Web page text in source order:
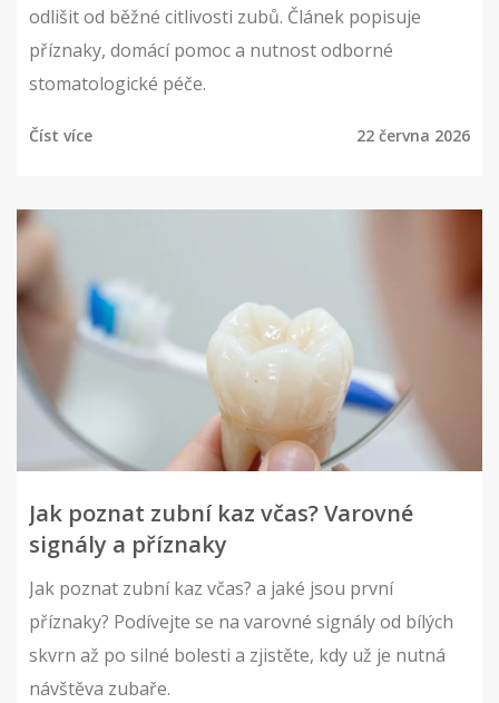
odlišit od běžné citlivosti zubů. Článek popisuje
příznaky, domácí pomoc a nutnost odborné
stomatologické péče.
Číst více 22 června 2026
Jak poznat zubní kaz včas? Varovné
signály a příznaky
Jak poznat zubní kaz včas? a jaké jsou první
příznaky? Podívejte se na varovné signály od bílých
skvrn až po silné bolesti a zjistěte, kdy už je nutná
návštěva zubaře.